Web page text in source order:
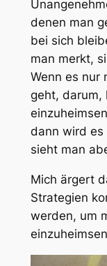
denen man
bei sich
man merkt,
Wenn es nur
geht, darum,
dann wird es
sieht man
Mich ärgert
Strategien
werden, um